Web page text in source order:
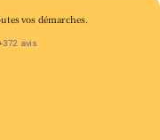
vos démarches.
avis